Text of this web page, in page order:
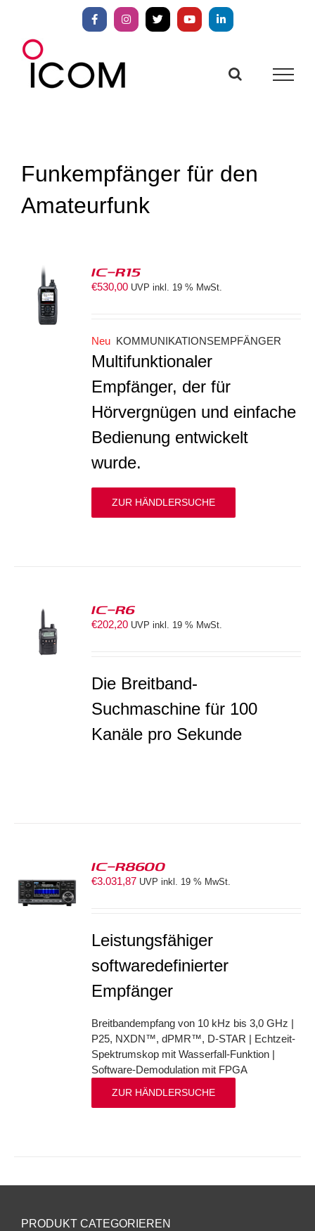
springen
FacebookInstagram
X YouTubeLinkedIn
Funkempfänger für den
Amateurfunk
IC-R15
€530,00 UVP inkl. 19 % MwSt.
Neu KOMMUNIKATIONSEMPFÄNGER
Multifunktionaler
Empfänger, der für
Hörvergnügen und einfache
Bedienung entwickelt
wurde.
ZUR HÄNDLERSUCHE
IC-R6
€202,20 UVP inkl. 19 % MwSt.
Die Breitband-
Suchmaschine für 100
Kanäle pro Sekunde
IC-R8600
€3.031,87 UVP inkl. 19 % MwSt.
Leistungsfähiger
softwaredefinierter
Empfänger
Breitbandempfang von 10 kHz bis 3,0 GHz |
P25, NXDN™, dPMR™, D-STAR | Echtzeit-
Spektrumskop mit Wasserfall-Funktion |
Software-Demodulation mit FPGA
ZUR HÄNDLERSUCHE
PRODUKT CATEGORIEREN